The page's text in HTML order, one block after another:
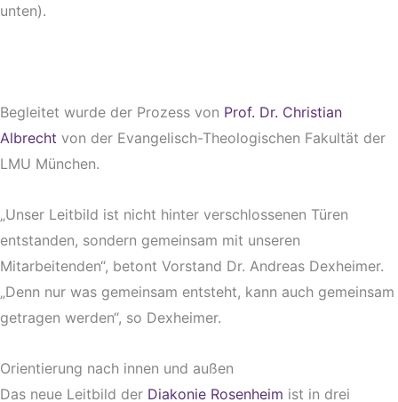
unten).
Begleitet wurde der Prozess von Prof. Dr. Christian
Albrecht von der Evangelisch-Theologischen Fakultät der
LMU München.
„Unser Leitbild ist nicht hinter verschlossenen Türen
entstanden, sondern gemeinsam mit unseren
Mitarbeitenden“, betont Vorstand Dr. Andreas Dexheimer.
„Denn nur was gemeinsam entsteht, kann auch gemeinsam
getragen werden“, so Dexheimer.
Orientierung nach innen und außen
Das neue Leitbild der Diakonie Rosenheim ist in drei